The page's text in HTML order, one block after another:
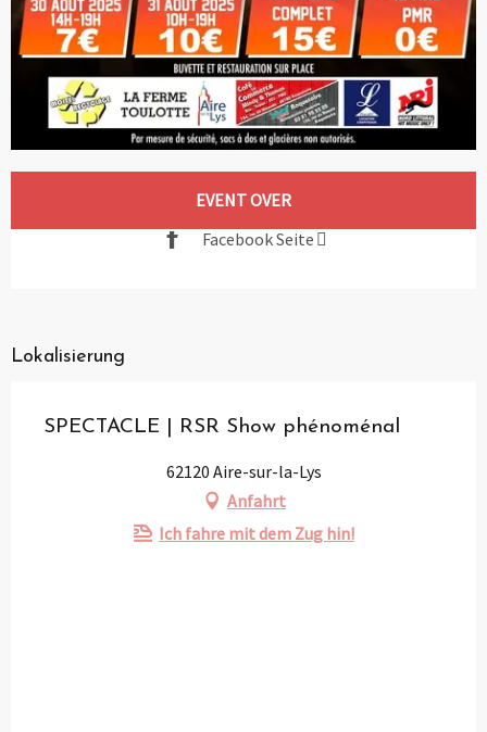
EVENT OVER
Facebook Seite
Lokalisierung
SPECTACLE | RSR Show phénoménal
62120 Aire-sur-la-Lys
Anfahrt
Ich fahre mit dem Zug hin!